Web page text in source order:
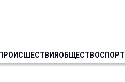
ОБЩЕСТВОСПОРТ